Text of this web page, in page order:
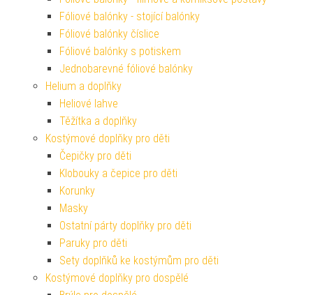
Fóliové balónky - stojící balónky
Fóliové balónky číslice
Fóliové balónky s potiskem
Jednobarevné fóliové balónky
Helium a doplňky
Heliové lahve
Těžítka a doplňky
Kostýmové doplňky pro děti
Čepičky pro děti
Klobouky a čepice pro děti
Korunky
Masky
Ostatní párty doplňky pro děti
Paruky pro děti
Sety doplňků ke kostýmům pro děti
Kostýmové doplňky pro dospělé